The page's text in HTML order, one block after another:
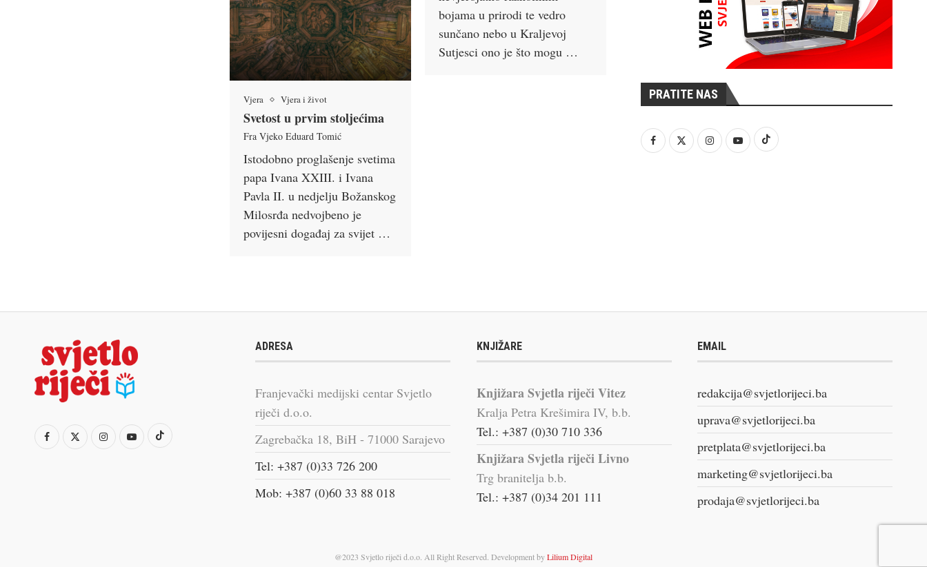
bojama u prirodi te vedro
sunčano nebo u Kraljevoj
Sutjesci ono je što mogu …
Vjera Vjera i život
Svetost u prvim stoljećima
Fra Vjeko Eduard Tomić
Istodobno proglašenje svetima
papa Ivana XXIII. i Ivana
Pavla II. u nedjelju Božanskog
Milosrđa nedvojbeno je
povijesni događaj za svijet …
PRATITE NAS
ADRESA
Franjevački medijski centar Svjetlo
riječi d.o.o.
Zagrebačka 18, BiH - 71000 Sarajevo
Tel: +387 (0)33 726 200
Mob: +387 (0)60 33 88 018
KNJIŽARE
Knjižara Svjetla riječi Vitez
Kralja Petra Krešimira IV, b.b.
Tel.: +387 (0)30 710 336
Knjižara Svjetla riječi Livno
Trg branitelja b.b.
Tel.: +387 (0)34 201 111
EMAIL
redakcija@svjetlorijeci.ba
uprava@svjetlorijeci.ba
pretplata@svjetlorijeci.ba
marketing@svjetlorijeci.ba
prodaja@svjetlorijeci.ba
@2023 Svjetlo riječi d.o.o. All Right Reserved. Development byLilium Digital